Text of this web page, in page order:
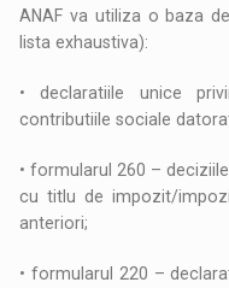
ANAF va utiliza o baza
lista exhaustiva):
• declaratiile unice
contributiile sociale
• formularul 260 –
cu titlu de impozit/
anteriori;
• formularul 220 –